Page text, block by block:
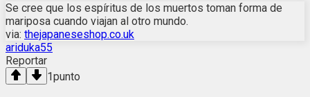
Se cree que los espíritus de los muertos toman forma de
mariposa cuando viajan al otro mundo.
via: thejapaneseshop.co.uk
ariduka55
Reportar
1punto